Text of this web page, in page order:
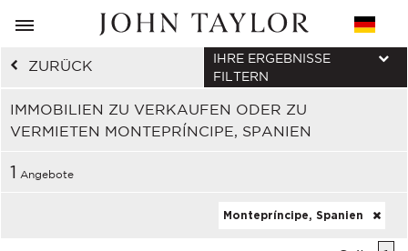
ZURÜCK
IMMOBILIEN ZU VERKAUFEN ODER ZU
VERMIETEN MONTEPRÍNCIPE, SPANIEN
IHRE ERGEBNISSE
FILTERN
1 Angebote
Montepríncipe, Spanien